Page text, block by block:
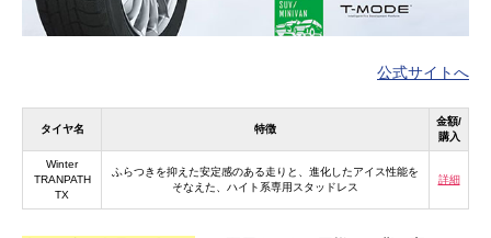
公式サイトへ
タイヤ名 特徴
金額/
購入
Winter
TRANPATH
TX
ふらつきを抑えた安定感のある走りと、進化したアイス性能を
そなえた、ハイト系専用スタッドレス
詳細